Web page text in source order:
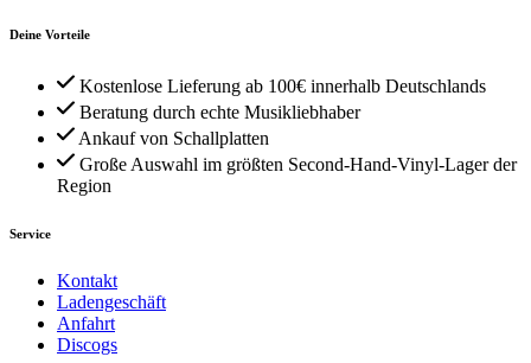
Deine Vorteile
Kostenlose Lieferung ab 100€ innerhalb Deutschlands
Beratung durch echte Musikliebhaber
Ankauf von Schallplatten
Große Auswahl im größten Second-Hand-Vinyl-Lager der
Region
Service
Kontakt
Ladengeschäft
Anfahrt
Discogs